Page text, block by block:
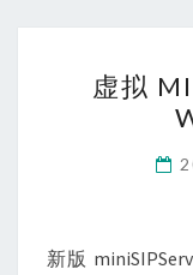
虚拟
新版